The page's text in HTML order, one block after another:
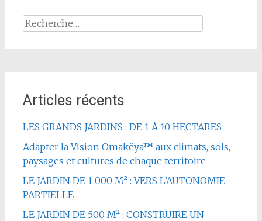
Rechercher :
Articles récents
LES GRANDS JARDINS : DE 1 À 10 HECTARES
Adapter la Vision Omakëya™ aux climats, sols,
paysages et cultures de chaque territoire
LE JARDIN DE 1 000 M² : VERS L’AUTONOMIE
PARTIELLE
LE JARDIN DE 500 M² : CONSTRUIRE UN